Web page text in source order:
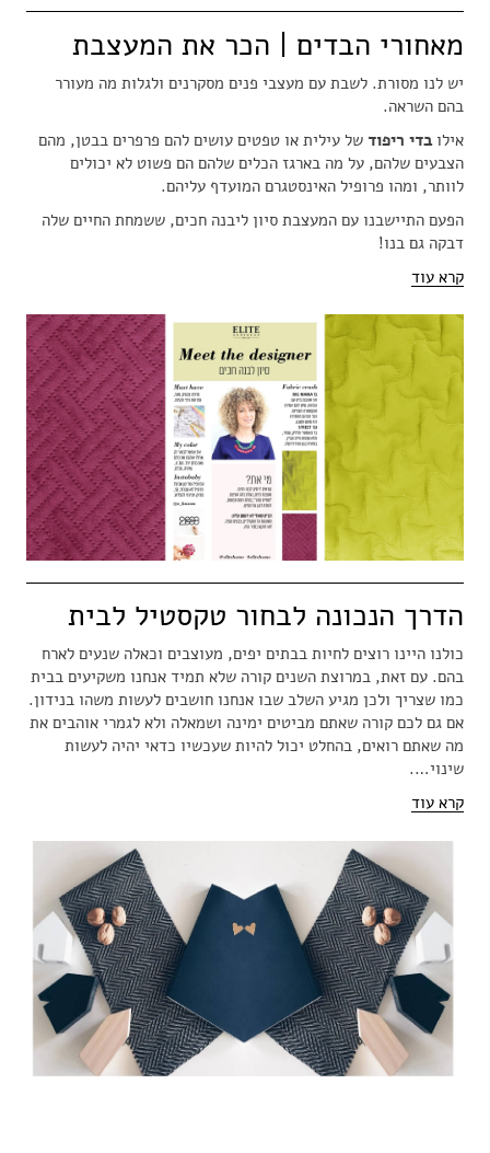
מאחורי הבדים | הכר את המעצבת
יש לנו מסורת. לשבת עם מעצבי פנים מסקרנים ולגלות מה מעורר
בהם השראה.
אילובדי ריפוד של עילית או טפטים עושים להם פרפרים בבטן, מהם
הצבעים שלהם, על מה בארגז הכלים שלהם הם פשוט לא יכולים
לוותר, ומהו פרופיל האינסטגרם המועדף עליהם.
הפעם התיישבנו עם המעצבת סיון ליבנה חכים, ששמחת החיים שלה
דבקה גם בנו!
קרא עוד
הדרך הנכונה לבחור טקסטיל לבית
כולנו היינו רוצים לחיות בבתים יפים, מעוצבים וכאלה שנעים לארח
בהם. עם זאת, במרוצת השנים קורה שלא תמיד אנחנו משקיעים בבית
כמו שצריך ולכן מגיע השלב שבו אנחנו חושבים לעשות משהו בנידון.
אם גם לכם קורה שאתם מביטים ימינה ושמאלה ולא לגמרי אוהבים את
מה שאתם רואים, בהחלט יכול להיות שעכשיו כדאי יהיה לעשות
שינוי….
קרא עוד